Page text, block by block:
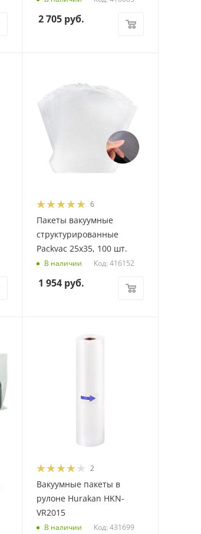
2 705 руб.
6
Пакеты вакуумные
структурированные
Packvac 25х35, 100 шт.
В наличии Код: 416152
1 954 руб.
2
Вакуумные пакеты в
рулоне Hurakan HKN-
VR2015
В наличии Код: 431699